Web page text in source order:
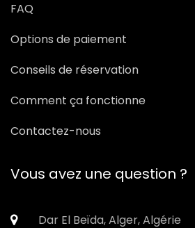
FAQ
Options de paiement
Conseils de réservation
Comment ça fonctionne
Contactez-nous
Vous avez une question ?
Dar El Beïda, Alger, Algérie